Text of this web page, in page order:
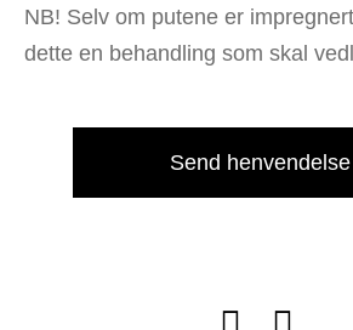
NB! Selv om putene er
dette en behandling som skal
Send henvendelse